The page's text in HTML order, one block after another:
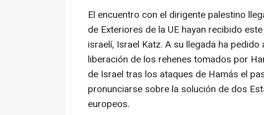
El encuentro con el dirigente palestino
de Exteriores de la UE hayan recibido
israelí, Israel Katz. A su llegada ha
liberación de los rehenes tomados por
de Israel tras los ataques de Hamás el
pronunciarse sobre la solución de dos
europeos.